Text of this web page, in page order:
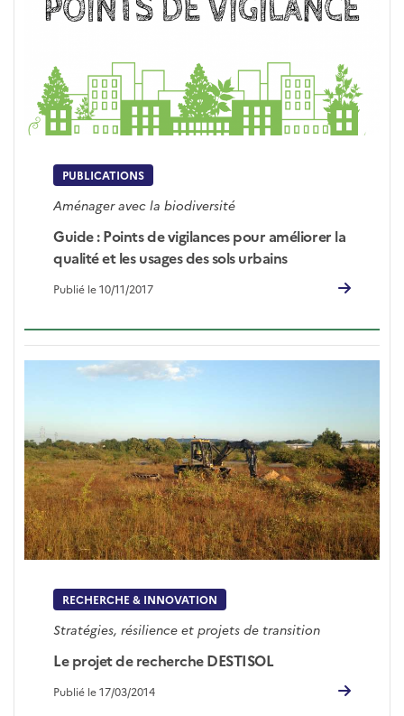
PUBLICATIONS
Aménager avec la biodiversité
Guide : Points de vigilances pour améliorer la
qualité et les usages des sols urbains
Publié le 10/11/2017
RECHERCHE & INNOVATION
Stratégies, résilience et projets de transition
Le projet de recherche DESTISOL
Publié le 17/03/2014